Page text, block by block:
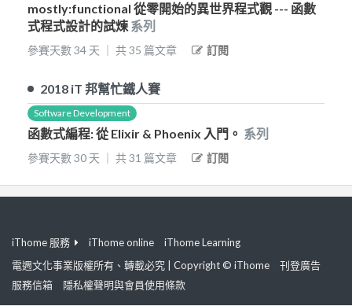
2018 iT 邦幫忙鐵人賽
Software Development
函數式編程: 從 Elixir & Phoenix 入門。 系列
參賽天數30 天 共31 篇文章 訂閱
mostly:functional 從零開始的異世界程式觀 --- 函數
式程式設計的試煉 系列
參賽天數34 天 共35 篇文章 訂閱
iThome 服務 iThome online
iThome Learning
電週文化事業版權所有、轉載必究 | Copyright © iThome
刊登廣告
服務信箱
隱私權聲明與會員使用條款